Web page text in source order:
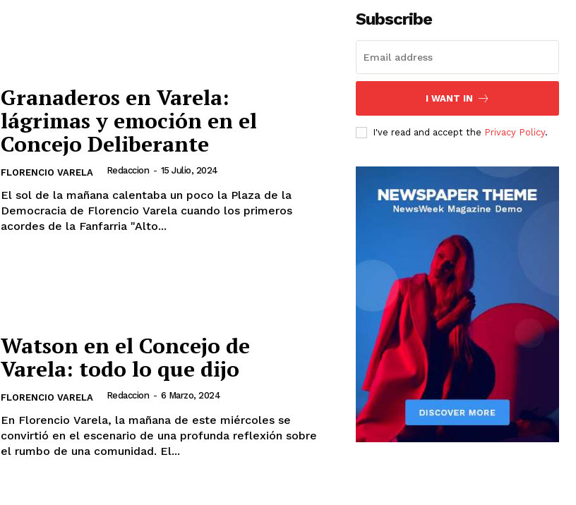
Granaderos en Varela:
lágrimas y emoción en el
Concejo Deliberante
FLORENCIO VARELA Redaccion - 15 Julio, 2024
El sol de la mañana calentaba un poco la Plaza de la
Democracia de Florencio Varela cuando los primeros
acordes de la Fanfarria "Alto...
Watson en el Concejo de
Varela: todo lo que dijo
FLORENCIO VARELA Redaccion - 6 Marzo, 2024
En Florencio Varela, la mañana de este miércoles se
convirtió en el escenario de una profunda reflexión sobre
el rumbo de una comunidad. El...
Subscribe
I WANT IN
I've read and accept the Privacy Policy.